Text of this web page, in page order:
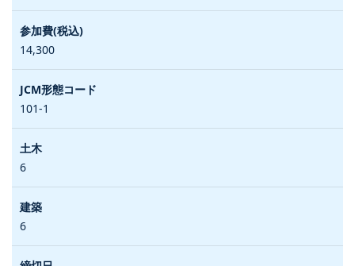
14,300
101-1
6
6